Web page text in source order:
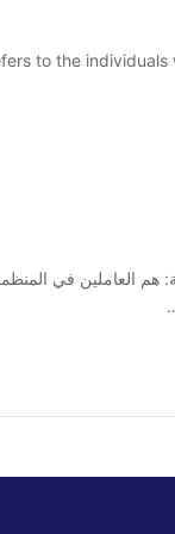
to the
العاملين في المنظمة